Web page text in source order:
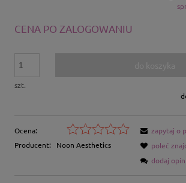
Cena nie zawiera ewentualnych kosztów
CENA PO ZALOGOWANIU
szt.
Ocena:
Producent:
Noon Aesthetics
zapytaj o
poleć
dodaj